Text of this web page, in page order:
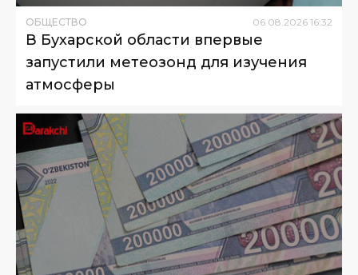
ОБЩЕСТВО 06 08 2026 16:32
В Бухарской области впервые
запустили метеозонд для изучения
атмосферы